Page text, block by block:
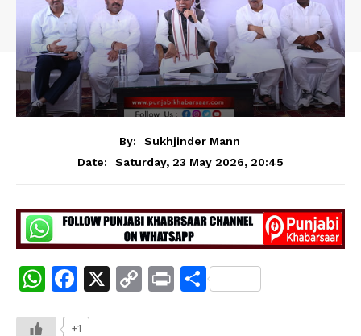
By:
Sukhjinder Mann
Date:
Saturday, 23 May 2026, 20:45
W
F
X
C
Pr S
+1